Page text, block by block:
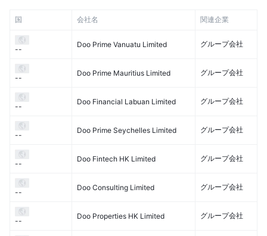
国 会社名 関連企業
--
Doo Prime Vanuatu Limited グループ会社
--
Doo Prime Mauritius Limited グループ会社
--
Doo Financial Labuan Limited グループ会社
--
Doo Prime Seychelles Limited グループ会社
--
Doo Fintech HK Limited グループ会社
--
Doo Consulting Limited グループ会社
--
Doo Properties HK Limited グループ会社